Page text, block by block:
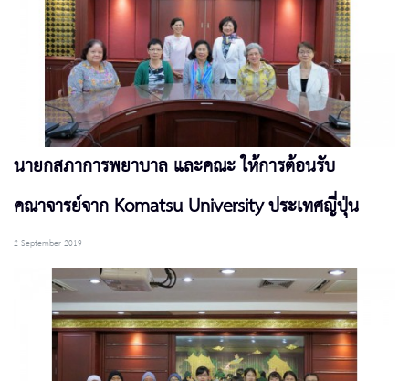
นายกสภาการพยาบาล และคณะ ให้การต้อนรับ
คณาจารย์จาก Komatsu University ประเทศญี่ปุ่น
2 September 2019